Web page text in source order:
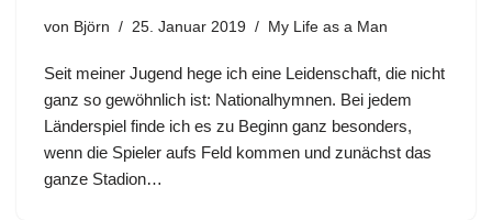
von Björn 25. Januar 2019 My Life as a Man
Seit meiner Jugend hege ich eine Leidenschaft, die nicht
ganz so gewöhnlich ist: Nationalhymnen. Bei jedem
Länderspiel finde ich es zu Beginn ganz besonders,
wenn die Spieler aufs Feld kommen und zunächst das
ganze Stadion…